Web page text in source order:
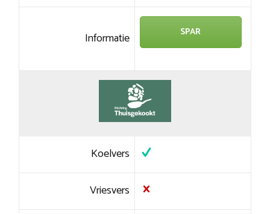
Informatie SPAR
Koelvers
Vriesvers